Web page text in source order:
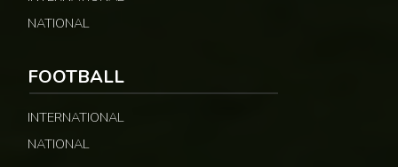
NATIONAL
FOOTBALL
INTERNATIONAL
NATIONAL